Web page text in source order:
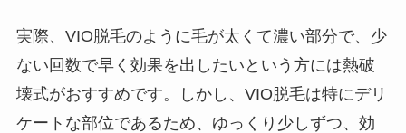
実際、VIO脱毛のように毛が太くて濃い部分で、少
ない回数で早く効果を出したいという方には熱破
壊式がおすすめです。しかし、VIO脱毛は特にデリ
ケートな部位であるため、ゆっくり少しずつ、効